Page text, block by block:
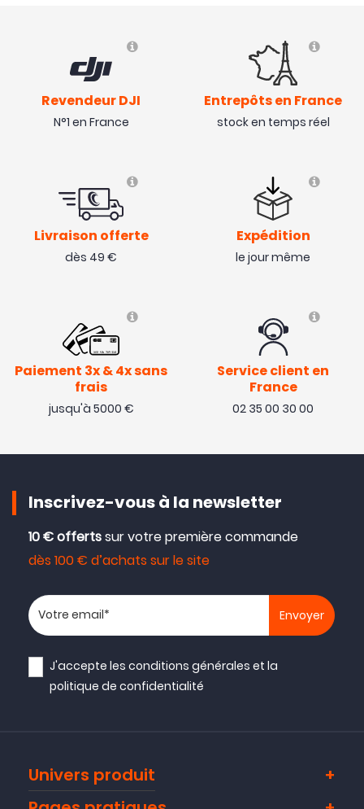
NOUVEAU NOUVEAU
Revendeur DJI
N°1 en France
Entrepôts en France
stock en temps réel
Livraison offerte
dès 49 €
Expédition
le jour même
Paiement 3x & 4x sans
frais
jusqu'à 5000 €
Service client en
France
02 35 00 30 00
Inscrivez-vous à la newsletter
10 € offertssur votre première commande
dès 100 € d’achats sur le site
Votre adresse email
J'accepte lesconditions générales et la
politique de confidentialité
Univers produit